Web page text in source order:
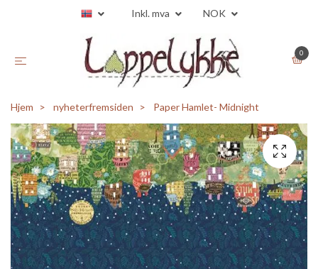
Inkl. mva NOK
0
Hjem nyheterfremsiden Paper Hamlet- Midnight